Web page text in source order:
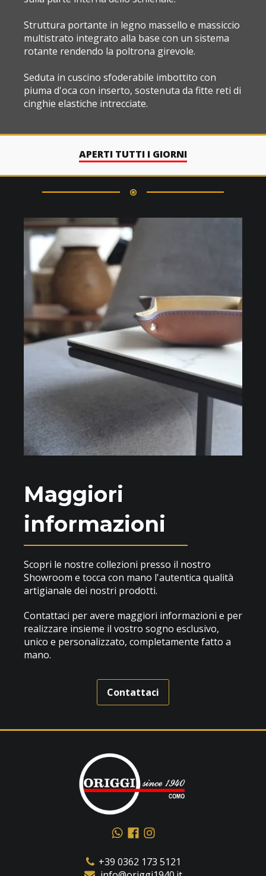
Struttura portante in legno massello e massiccio
multistrato integrato alla base con un sistema
rotante rendendo la poltrona girevole.
Seduta in cuscino sfoderabile imbottito con
piuma d'oca con inserto, sostenuta da fitte reti di
cinghie elastiche intrecciate.
APERTI TUTTI I GIORNI
Maggiori
informazioni
Scopri le nostre collezioni presso il nostro
Showroom e tocca con mano l'autentica qualità
artigianale dei nostri prodotti.
Contattaci per avere maggiori informazioni e per
realizzare insieme il vostro sogno esclusivo,
unico e personalizzato, completamente fatto a
mano.
Contattaci
+39 0362 173 5121